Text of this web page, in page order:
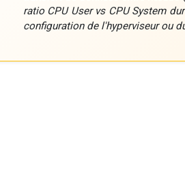
ratio CPU User vs CPU System
configuration de l'hyperviseur ou